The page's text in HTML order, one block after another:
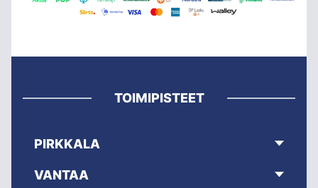
TOIMIPISTEET
PIRKKALA
VANTAA